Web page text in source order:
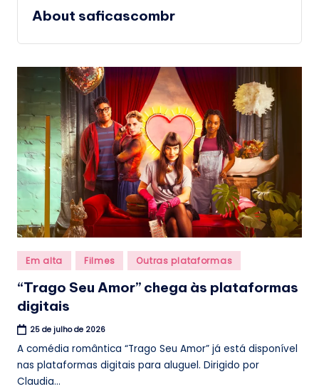
b
r
About saficascombr
Posted
in
Em alta Filmes Outras plataformas
“Trago Seu Amor” chega às plataformas
digitais
25 de julho de 2026
A comédia romântica “Trago Seu Amor” já está disponível
nas plataformas digitais para aluguel. Dirigido por
Claudia...